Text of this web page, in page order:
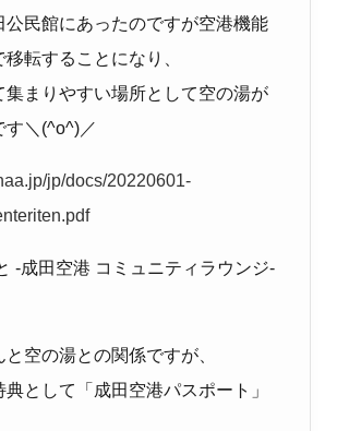
公民館にあったのですが空港機能
転することになり、
集まりやすい場所として空の湯が
＼ (^o^) ／
jp/docs/20220601-
‐成田空港 コミュニティラウンジ‐
空の湯との関係ですが、
典として「成田空港パスポート」